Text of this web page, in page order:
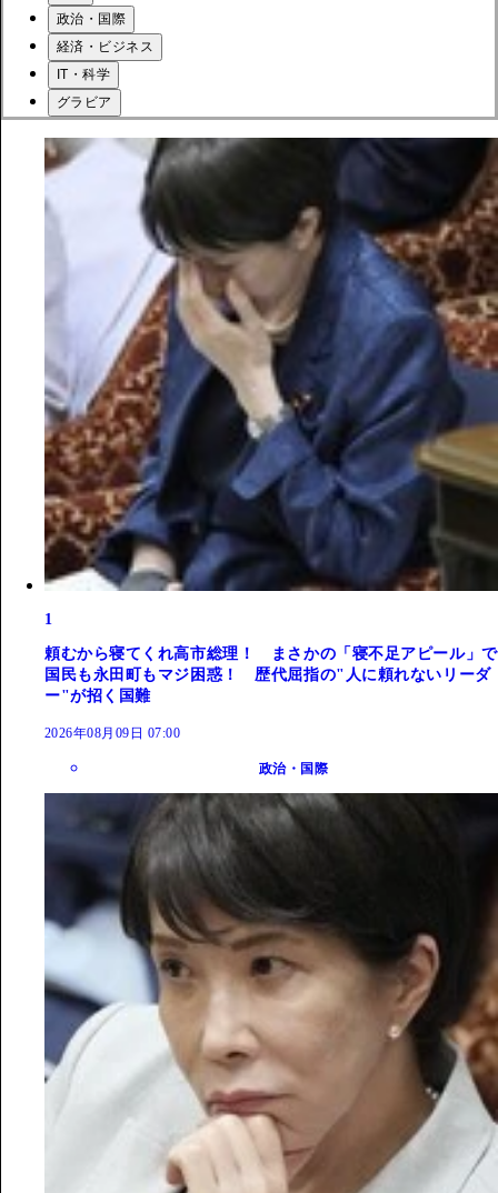
政治・国際
経済・ビジネス
IT・科学
グラビア
1
頼むから寝てくれ高市総理！ まさかの「寝不足アピール」で
国民も永田町もマジ困惑！ 歴代屈指の"人に頼れないリーダ
ー"が招く国難
2026年08月09日 07:00
政治・国際